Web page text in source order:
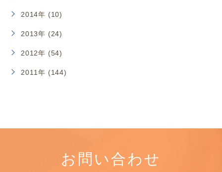
2014年 (10)
2013年 (24)
2012年 (54)
2011年 (144)
お問い合わせ